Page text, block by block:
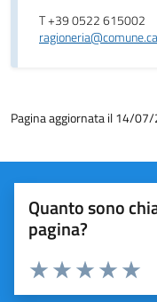
T +39 0522 615002
Pagina aggiornata il 14/
Quanto sono
pagina?
Valuta 4
Valuta 3
Valuta 2 stelle
Valuta 1 stelle su 5